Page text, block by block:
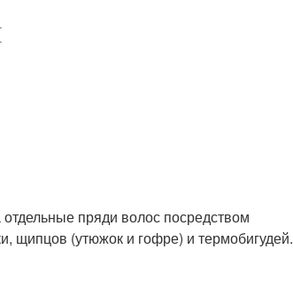
пряди волос посредством
щипцов (утюжок и гофре) и термобигудей.